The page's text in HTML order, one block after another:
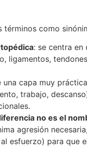
términos como
: se centra
ligamentos,
una capa muy
trabajo,
no es el
agresión
esfuerzo) para que